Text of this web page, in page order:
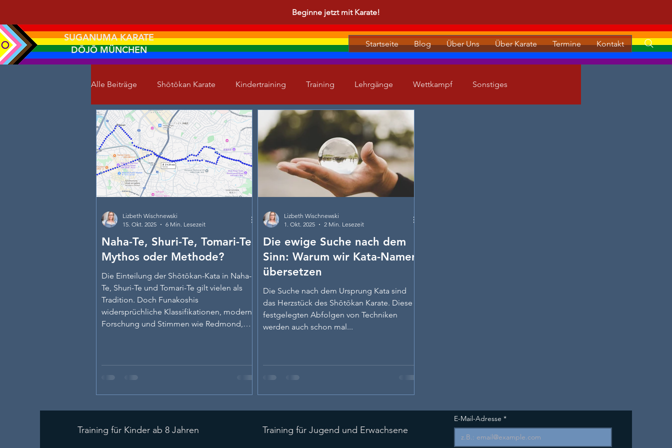
Beginne jetzt mit Karate!
SUGANUMA KARATE
DŌJŌ MÜNCHEN
Startseite Blog Über Uns Über Karate Termine Kontakt
Alle Beiträge Shōtōkan Karate Kindertraining Training Lehrgänge Wettkampf Sonstiges
Naha-Te, Shuri-Te, Tomari-Te:
Mythos oder Methode?
Die Einteilung der Shōtōkan-Kata in Naha-
Te, Shuri-Te und Tomari-Te gilt vielen als
Tradition. Doch Funakoshis
widersprüchliche Klassifikationen, moderne
Forschung und Stimmen wie Redmond,
Lizbeth Wischnewski
15. Okt. 2025
6 Min. Lesezeit
Die ewige Suche nach dem
Sinn: Warum wir Kata-Namen
übersetzen
Die Suche nach dem Ursprung Kata sind
das Herzstück des Shōtōkan Karate. Diese
festgelegten Abfolgen von Techniken
werden auch schon mal...
Lizbeth Wischnewski
1. Okt. 2025
2 Min. Lesezeit
Training für Kinder ab 8 Jahren Training für Jugend und Erwachsene
E-Mail-Adresse *